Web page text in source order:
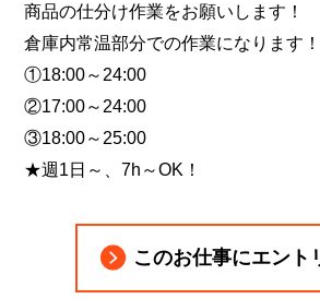
商品の仕分け作業をお願いします！
倉庫内常温部分での作業になります！
①18:00～24:00
②17:00～24:00
③18:00～25:00
★週1日～、7h～OK！
このお仕事にエント